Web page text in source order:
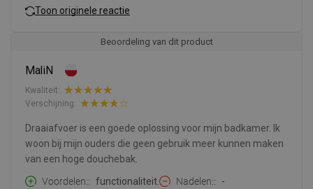
Toon originele reactie
Beoordeling van dit product
MaliN
Kwaliteit:
Verschijning:
Draaiafvoer is een goede oplossing voor mijn badkamer. Ik
woon bij mijn ouders die geen gebruik meer kunnen maken
van een hoge douchebak.
Voordelen:
functionaliteit. Nadelen: -